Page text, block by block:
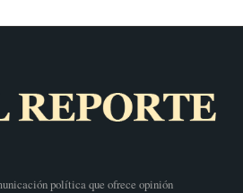
política que ofrece opinión